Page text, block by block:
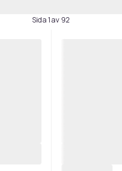
Sida 1 av 92